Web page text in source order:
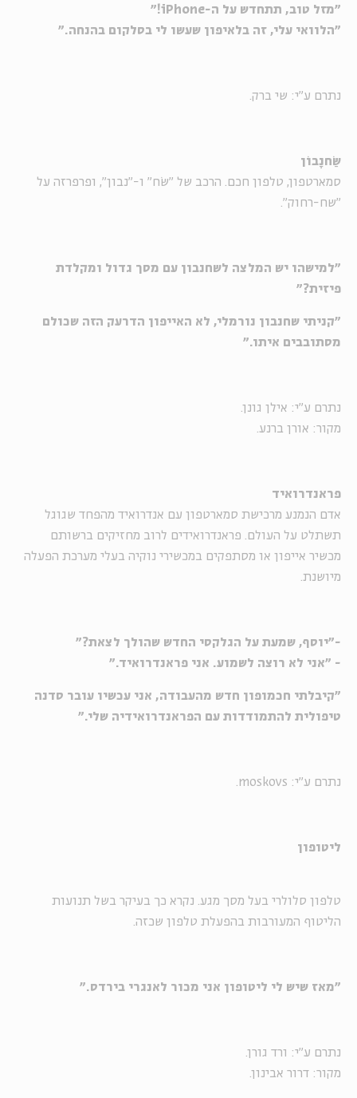
"מזל טוב, תתחדש על ה-iPhone!"
"הלוואי עלי, זה בלאיפון שעשו לי בסלקום בהנחה."
נתרם ע"י: שי ברק.
שַׂחנָבוֹן
סמארטפון, טלפון חכם. הרכב של "שֹח" ו-"נבון", ופרפרזה על
"שח-רחוק".
"למישהו יש המלצה לשחנבון עם מסך גדול ומקלדת
פיזית?"
"קניתי שחנבון נורמלי, לא האייפון הדרעק הזה שכולם
מסתובבים איתו."
נתרם ע"י: אילן גונן.
מקור: אורן ברנע.
פראנדרואיד
אדם הנמנע מרכישת סמארטפון עם אנדרואיד מהפחד שגוגל
תשתלט על העולם. פראנדרואידים לרוב מחזיקים ברשותם
מכשיר אייפון או מסתפקים במכשירי נוקיה בעלי מערכת הפעלה
מיושנת.
-"יוסף, שמעת על הגלקסי החדש שהולך לצאת?"
- "אני לא רוצה לשמוע. אני פראנדרואיד."
"קיבלתי חכמופון חדש מהעבודה, אני עכשיו עובר סדנה
טיפולית להתמודדות עם הפראנדרואידיה שלי."
נתרם ע"י: moskovs.
ליטופון
טלפון סלולרי בעל מסך מגע. נקרא כך בעיקר בשל תנועות
הליטוף המעורבות בהפעלת טלפון שכזה.
"מאז שיש לי ליטופון אני מכור לאנגרי בירדס."
נתרם ע"י: ורד גורן.
מקור: דרור אבינון.